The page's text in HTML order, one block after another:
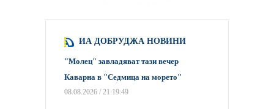
ИА ДОБРУДЖА НОВИНИ
"Молец" завладяват тази вечер
Каварна в "Седмица на морето"
08.08.2026 / 21:19:49